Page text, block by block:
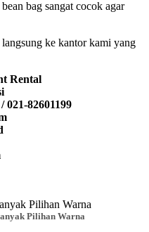
bag sangat cocok agar
ke kantor kami yang
Rental
021-82601199
Pilihan Warna